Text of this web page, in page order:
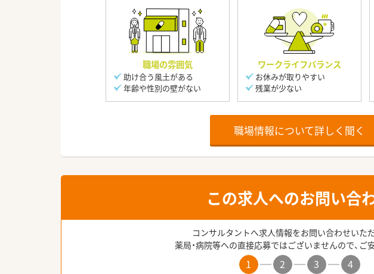
職場の雰囲気
助け合う風土がある
年齢や性別の壁がない
ワークライフバランス
お休みが取りやすい
残業が少ない
職場情報について詳しく聞く
この求人へのお問い合
コンサルタントへ求人情報をお問い合わせいた
薬局・病院等への直接応募ではございませんので、ご
1 2 3 4